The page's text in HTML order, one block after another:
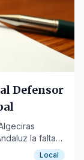
Defensor
la falta
Local